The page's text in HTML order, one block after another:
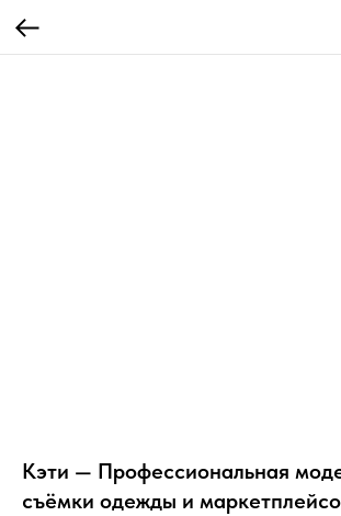
Кэти — Профессиональная
съёмки одежды и